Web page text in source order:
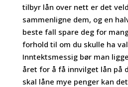
tilbyr lån over nett er det
sammenligne dem, og en
beste fall spare deg for
forhold til om du skulle ha
Inntektsmessig bør man
året for å få innvilget lån på
skal låne mye penger kan